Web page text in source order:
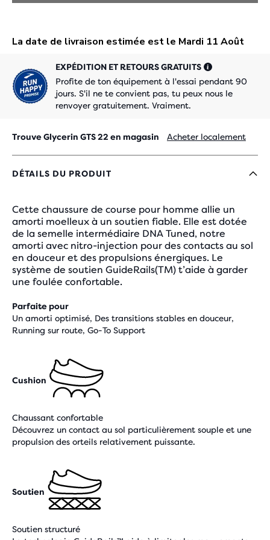
EXPÉDITION ET RETOURS GRATUITS
Profite de ton équipement à l'essai pendant 90
jours. S'il ne te convient pas, tu peux nous le
renvoyer gratuitement. Vraiment.
Trouve Glycerin GTS 22 en magasin Acheter localement
DÉTAILS DU PRODUIT
Cette chaussure de course pour homme allie un
amorti moelleux à un soutien fiable. Elle est dotée
de la semelle intermédiaire DNA Tuned, notre
amorti avec nitro-injection pour des contacts au sol
en douceur et des propulsions énergiques. Le
système de soutien GuideRails(TM) t’aide à garder
une foulée confortable.
Parfaite pour
Un amorti optimisé, Des transitions stables en douceur,
Running sur route, Go-To Support
Cushion
Chaussant confortable
Découvrez un contact au sol particulièrement souple et une
propulsion des orteils relativement puissante.
Soutien
Soutien structuré